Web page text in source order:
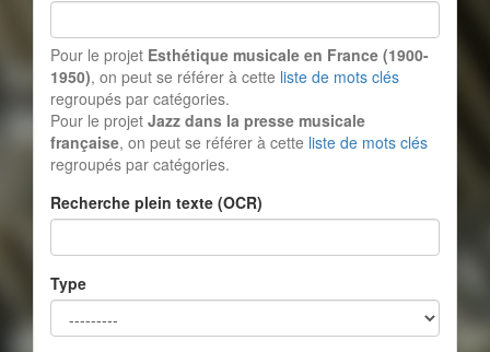
Pour le projet Esthétique musicale en France (1900-
1950), on peut se référer à cette liste de mots clés
regroupés par catégories.
Pour le projet Jazz dans la presse musicale
française, on peut se référer à cette liste de mots clés
regroupés par catégories.
Recherche plein texte (OCR)
Type